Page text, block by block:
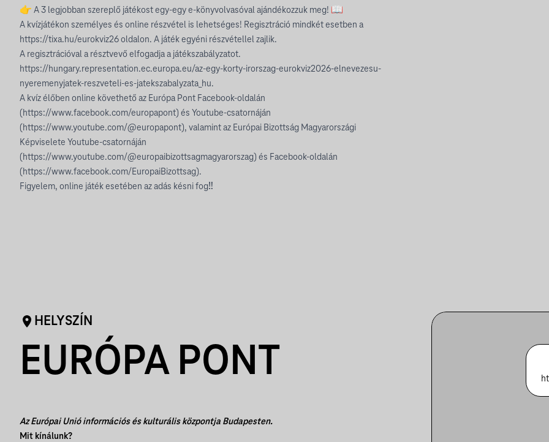
👉 A 3 legjobban szereplő játékost egy-egy e-könyvolvasóval ajándékozzuk meg! 📖
A kvízjátékon személyes és online részvétel is lehetséges! Regisztráció mindkét esetben a
https://tixa.hu/eurokviz26 oldalon. A játék egyéni részvétellel zajlik.
A regisztrációval a résztvevő elfogadja a játékszabályzatot.
https://hungary.representation.ec.europa.eu/az-egy-korty-irorszag-eurokviz2026-elnevezesu-
nyeremenyjatek-reszveteli-es-jatekszabalyzata_hu.
A kvíz élőben online követhető az Európa Pont Facebook-oldalán
(https://www.facebook.com/europapont) és Youtube-csatornáján
(https://www.youtube.com/@europapont), valamint az Európai Bizottság Magyarországi
Képviselete Youtube-csatornáján
(https://www.youtube.com/@europaibizottsagmagyarorszag) és Facebook-oldalán
(https://www.facebook.com/EuropaiBizottsag).
Figyelem, online játék esetében az adás késni fog‼️
HELYSZÍN
EURÓPA PONT
Az Európai Unió információs és kulturális központja Budapesten.
Mit kínálunk?